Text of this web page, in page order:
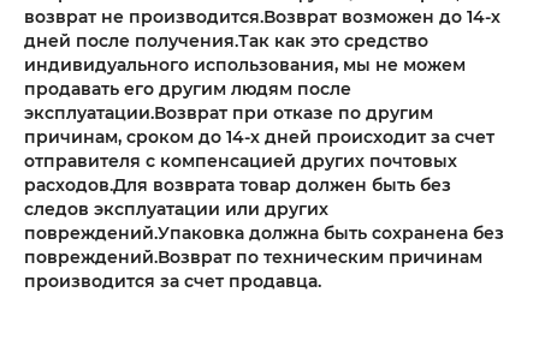
возврат не производится.Возврат возможен до 14-х
дней после получения.Так как это средство
индивидуального использования, мы не можем
продавать его другим людям после
эксплуатации.Возврат при отказе по другим
причинам, сроком до 14-х дней происходит за счет
отправителя с компенсацией других почтовых
расходов.Для возврата товар должен быть без
следов эксплуатации или других
повреждений.Упаковка должна быть сохранена без
повреждений.Возврат по техническим причинам
производится за счет продавца.